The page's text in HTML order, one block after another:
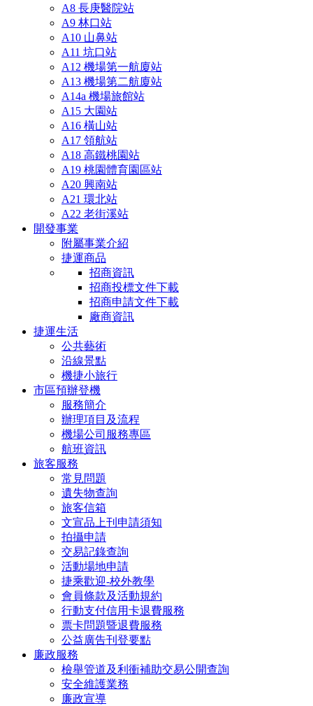
A8 長庚醫院站
A9 林口站
A10 山鼻站
A11 坑口站
A12 機場第一航廈站
A13 機場第二航廈站
A14a 機場旅館站
A15 大園站
A16 橫山站
A17 領航站
A18 高鐵桃園站
A19 桃園體育園區站
A20 興南站
A21 環北站
A22 老街溪站
開發事業
附屬事業介紹
捷運商品
招商資訊
招商投標文件下載
招商申請文件下載
廠商資訊
捷運生活
公共藝術
沿線景點
機捷小旅行
市區預辦登機
服務簡介
辦理項目及流程
機場公司服務專區
航班資訊
旅客服務
常見問題
遺失物查詢
旅客信箱
文宣品上刊申請須知
拍攝申請
交易記錄查詢
活動場地申請
捷乘歡迎-校外教學
會員條款及活動規約
行動支付信用卡退費服務
票卡問題暨退費服務
公益廣告刊登要點
廉政服務
檢舉管道及利衝補助交易公開查詢
安全維護業務
廉政宣導